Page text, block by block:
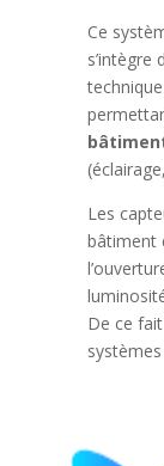
Ce
s’intègre
Les
bâtiment
De ce